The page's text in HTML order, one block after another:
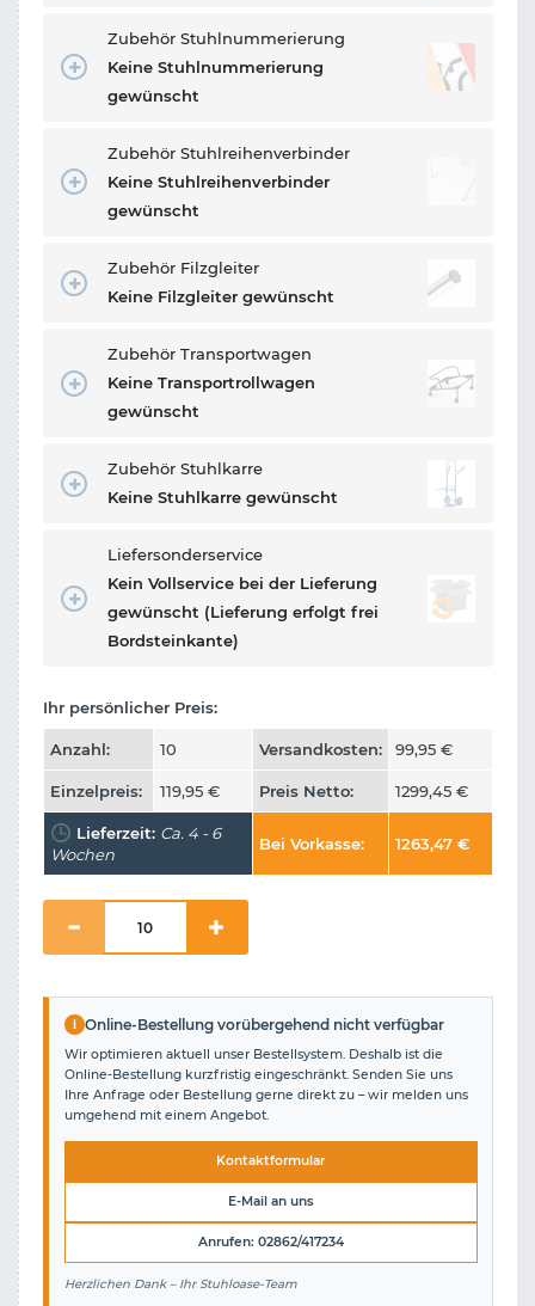
Zubehör Stuhlnummerierung
Keine Stuhlnummerierung
gewünscht
Zubehör Stuhlreihenverbinder
Keine Stuhlreihenverbinder
gewünscht
Zubehör Filzgleiter
Keine Filzgleiter gewünscht
Zubehör Transportwagen
Keine Transportrollwagen
gewünscht
Zubehör Stuhlkarre
Keine Stuhlkarre gewünscht
Liefersonderservice
Kein Vollservice bei der Lieferung
gewünscht (Lieferung erfolgt frei
Bordsteinkante)
Ihr persönlicher Preis:
Anzahl: 10 Versandkosten: 99,95 €
Einzelpreis: 119,95 € Preis Netto: 1299,45 €
Lieferzeit: Ca. 4 - 6
Wochen
Bei Vorkasse: 1263,47 €
i Online-Bestellung vorübergehend nicht verfügbar
Wir optimieren aktuell unser Bestellsystem. Deshalb ist die
Online-Bestellung kurzfristig eingeschränkt. Senden Sie uns
Ihre Anfrage oder Bestellung gerne direkt zu – wir melden uns
umgehend mit einem Angebot.
Kontaktformular
E-Mail an uns
Anrufen: 02862/417234
Herzlichen Dank – Ihr Stuhloase-Team